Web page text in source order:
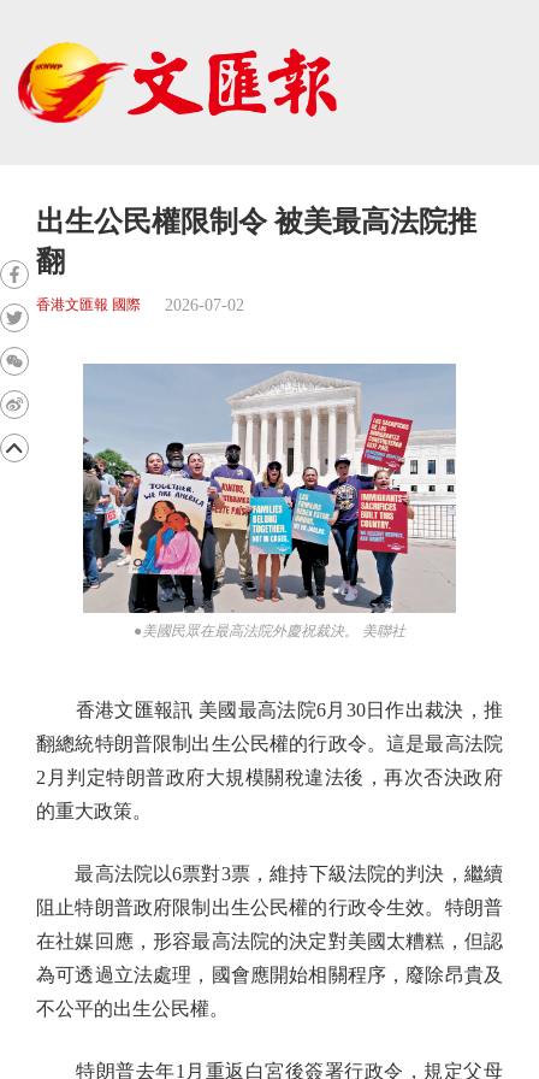
出生公民權限制令 被美最高法院推
翻
香港文匯報 國際 2026-07-02
●美國民眾在最高法院外慶祝裁決。 美聯社
香港文匯報訊 美國最高法院6月30日作出裁決，推
翻總統特朗普限制出生公民權的行政令。這是最高法院
2月判定特朗普政府大規模關稅違法後，再次否決政府
的重大政策。
最高法院以6票對3票，維持下級法院的判決，繼續
阻止特朗普政府限制出生公民權的行政令生效。特朗普
在社媒回應，形容最高法院的決定對美國太糟糕，但認
為可透過立法處理，國會應開始相關程序，廢除昂貴及
不公平的出生公民權。
特朗普去年1月重返白宮後簽署行政令，規定父母